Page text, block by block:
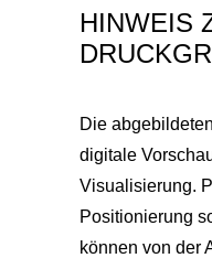
HINWEIS
Die
digitale
Visualisierung.
Positionierung
können von der